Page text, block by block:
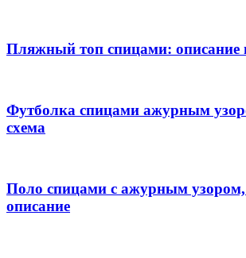
Пляжный топ спицами: описание
Футболка спицами ажурным
схема
Поло спицами с ажурным узором,
описание